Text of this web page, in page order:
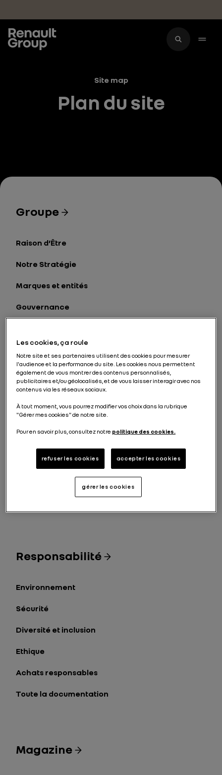
Site map
Plan du site
Groupe
Raison d’Être
Notre Stratégie
Marques et entités
Gouvernance
Mécénat et patrimoine
Marques
Renault
Responsabilité
Environnement
Sécurité
Diversité et inclusion
Ethique
Achats responsables
Toute la documentation
Magazine
Les cookies, ça roule
Notre site et ses partenaires utilisent des cookies pour mesurer
l'audience et la performance du site. Les cookies nous permettent
également de vous montrer des contenus personnalisés,
publicitaires et/ou géolocalisés, et de vous laisser interagir avec nos
contenus via les réseaux sociaux.
À tout moment, vous pourrez modifier vos choix dans la rubrique
"Gérer mes cookies" de notre site.
Pour en savoir plus, consultez notre politique des cookies.
refuser les cookies accepter les cookies
gérer les cookies